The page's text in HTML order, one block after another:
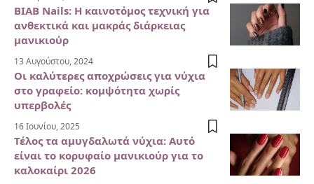
BIAB Nails: Η καινοτόμος τεχνική για
ανθεκτικά και μακράς διάρκειας
μανικιούρ
13 Αυγούστου, 2024
Οι καλύτερες αποχρώσεις για νύχια
στο γραφείο: κομψότητα χωρίς
υπερβολές
16 Ιουνίου, 2025
Τέλος τα αμυγδαλωτά νύχια: Αυτό
είναι το κορυφαίο μανικιούρ για το
καλοκαίρι 2026